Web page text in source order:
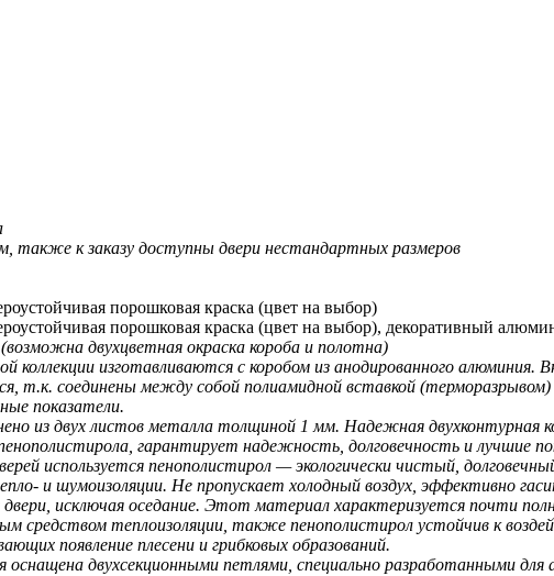
также к заказу доступны двери нестандартных размеров
порошковая краска (цвет на выбор)
порошковая краска (цвет на выбор), декоративный
двухцветная окраска короба и полотна)
коллекции изготавливаются с коробом из анодированного алюминия.
т.к. соединены между собой полиамидной вставкой
показатели.
из двух листов металла толщиной 1 мм. Надежная двухконтурная
гарантирует надежность, долговечность и лучшие
используется пенополистирол — экологически чистый,
и шумоизоляции. Не пропускает холодный воздух, эффективно
исключая оседание. Этот материал характеризуется почти
средством теплоизоляции, также пенополистирол устойчив к
появление плесени и грибковых образований.
оснащена двухсекционными петлями, специально разработанными для